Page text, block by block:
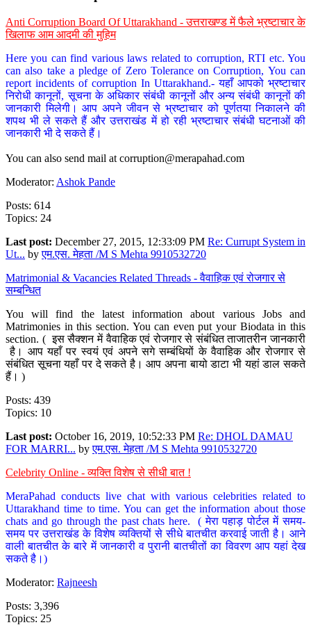
Anti Corruption Board Of Uttarakhand - उत्तराखण्ड में फैले भ्रष्टाचार के
खिलाफ आम आदमी की मुहिम
Here you can find various laws related to corruption, RTI etc. You
can also take a pledge of Zero Tolerance on Corruption, You can
report incidents of corruption In Uttarakhand.- यहाँ आपको भ्रष्टाचार
निरोधी कानूनों, सूचना के अधिकार संबंधी कानूनों और अन्य संबंधी कानूनों की
जानकारी मिलेगी। आप अपने जीवन से भ्रष्टाचार को पूर्णतया निकालने की
शपथ भी ले सकते हैं और उत्तराखंड में हो रही भ्रष्टाचार संबंधी घटनाओं की
जानकारी भी दे सकते हैं।
You can also send mail at corruption@merapahad.com
Moderator: Ashok Pande
Posts: 614
Topics: 24
Last post: December 27, 2015, 12:33:09 PM Re: Currupt System in
Ut... byएम.एस. मेहता /M S Mehta 9910532720
Matrimonial & Vacancies Related Threads - वैवाहिक एवं रोजगार से
सम्बन्धित
You will find the latest information about various Jobs and
Matrimonies in this section. You can even put your Biodata in this
section. ( इस सैक्शन में वैवाहिक एवं रोजगार से संबंधित ताजातरीन जानकारी
है। आप यहाँ पर स्वयं एवं अपने सगे सम्बंधियों के वैवाहिक और रोजगार से
संबंधित सूचना यहाँ पर दे सकते है। आप अपना बायो डाटा भी यहां डाल सकते
हैं। )
Posts: 439
Topics: 10
Last post: October 16, 2019, 10:52:33 PM Re: DHOL DAMAU
FOR MARRI... byएम.एस. मेहता /M S Mehta 9910532720
Celebrity Online - व्यक्ति विशेष से सीधी बात !
MeraPahad conducts live chat with various celebrities related to
Uttarakhand time to time. You can get the information about those
chats and go through the past chats here. ( मेरा पहाड़ पोर्टल में समय-
समय पर उत्तराखंड के विशेष व्यक्तियों से सीधे बातचीत करवाई जाती है। आने
वाली बातचीत के बारे में जानकारी व पुरानी बातचीतों का विवरण आप यहां देख
सकते है।)
Moderator: Rajneesh
Posts: 3,396
Topics: 25